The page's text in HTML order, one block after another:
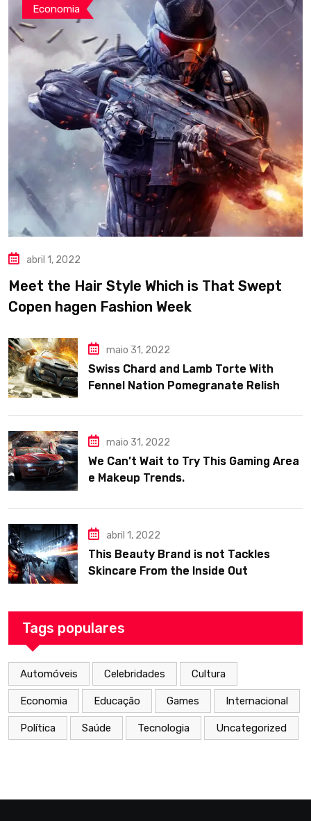
Economia
abril 1, 2022
Meet the Hair Style Which is That Swept
Copen hagen Fashion Week
maio 31, 2022
Swiss Chard and Lamb Torte With
Fennel Nation Pomegranate Relish
maio 31, 2022
We Can’t Wait to Try This Gaming Area
e Makeup Trends.
abril 1, 2022
This Beauty Brand is not Tackles
Skincare From the Inside Out
Tags populares
Automóveis Celebridades Cultura
Economia Educação Games Internacional
Política Saúde Tecnologia Uncategorized